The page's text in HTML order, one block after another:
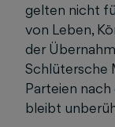
gelten nicht
von Leben,
der
Schlütersche
Parteien
bleibt